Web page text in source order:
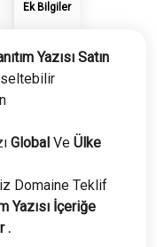
Ek Bilgiler
Yazısı Satın
Global Ve Ülke
Domaine Teklif
Yazısı İçeriğe
.